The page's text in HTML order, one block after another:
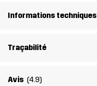
Informations techniques
Traçabilité
Avis (4.9)